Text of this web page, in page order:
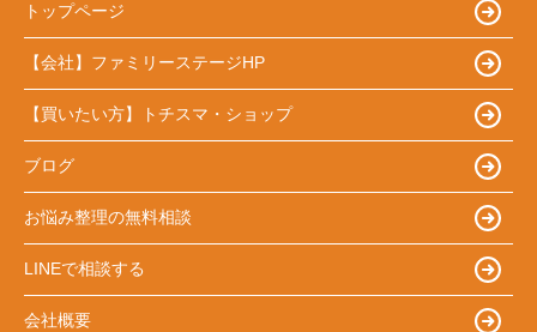
トップページ
【会社】ファミリーステージHP
【買いたい方】トチスマ・ショップ
ブログ
お悩み整理の無料相談
LINEで相談する
会社概要